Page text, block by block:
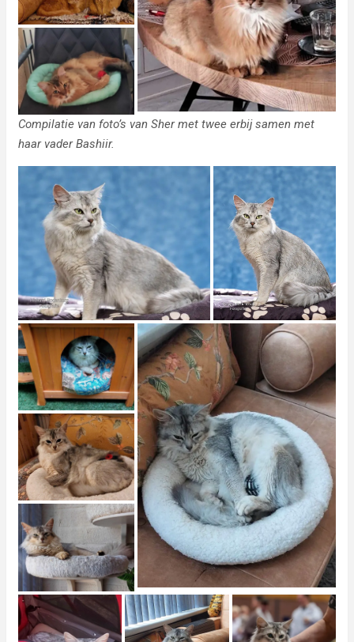
Compilatie van foto’s van Sher met twee erbij samen met
haar vader Bashiir.